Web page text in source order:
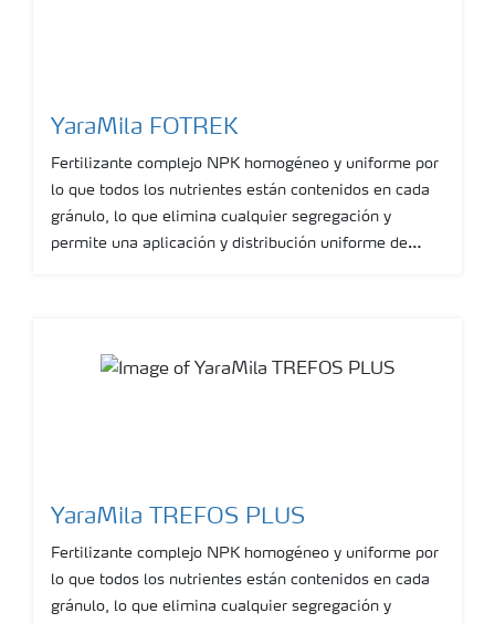
YaraMila FOTREK
Fertilizante complejo NPK homogéneo y uniforme por
lo que todos los nutrientes están contenidos en cada
gránulo, lo que elimina cualquier segregación y
permite una aplicación y distribución uniforme de
YaraMila TREFOS PLUS
Fertilizante complejo NPK homogéneo y uniforme por
lo que todos los nutrientes están contenidos en cada
gránulo, lo que elimina cualquier segregación y